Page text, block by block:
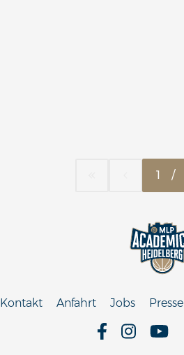
1 /
Kontakt Anfahrt Jobs Presse